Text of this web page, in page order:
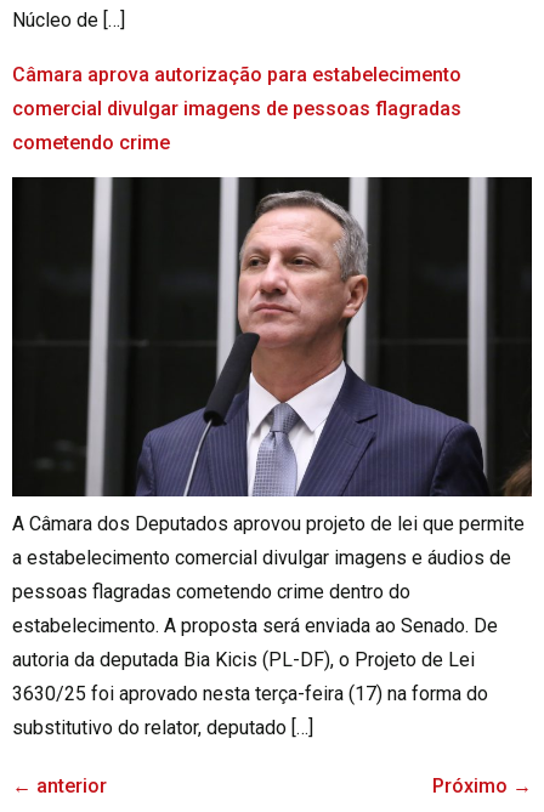
Núcleo de […]
Câmara aprova autorização para estabelecimento
comercial divulgar imagens de pessoas flagradas
cometendo crime
A Câmara dos Deputados aprovou projeto de lei que permite
a estabelecimento comercial divulgar imagens e áudios de
pessoas flagradas cometendo crime dentro do
estabelecimento. A proposta será enviada ao Senado. De
autoria da deputada Bia Kicis (PL-DF), o Projeto de Lei
3630/25 foi aprovado nesta terça-feira (17) na forma do
substitutivo do relator, deputado […]
← anterior Próximo →